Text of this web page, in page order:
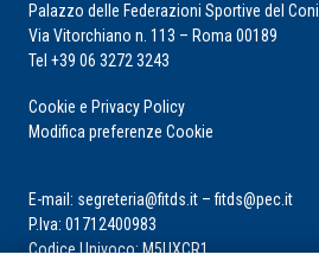
Palazzo delle Federazioni Sportive del Coni
Via Vitorchiano n. 113 – Roma 00189
Tel +39 06 3272 3243
Cookie e Privacy Policy
Modifica preferenze Cookie
E-mail: segreteria@fitds.it – fitds@pec.it
P.Iva: 01712400983
Codice Univoco: M5UXCR1